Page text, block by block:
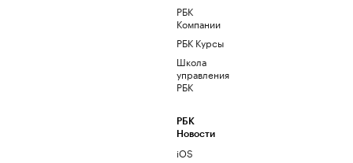
РБК
Компании
РБК Курсы
Школа
управления
РБК
РБК
Новости
iOS